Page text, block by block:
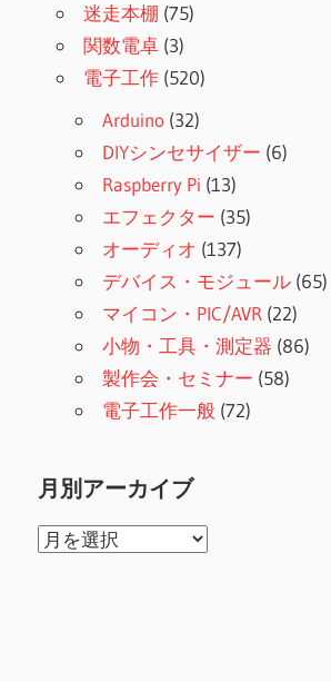
迷走本棚 (75)
関数電卓 (3)
電子工作 (520)
Arduino (32)
DIYシンセサイザー (6)
Raspberry Pi (13)
エフェクター (35)
オーディオ (137)
デバイス・モジュール (65)
マイコン・PIC/AVR (22)
小物・工具・測定器 (86)
製作会・セミナー (58)
電子工作一般 (72)
月別アーカイブ
月